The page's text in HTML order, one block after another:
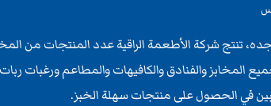
تنتج شركة الأطعمة الراقية عدد المنتجات من
المخابز والفنادق والكافيهات والمطاعم ورغبات
في الحصول على منتجات سهلة الخبز.